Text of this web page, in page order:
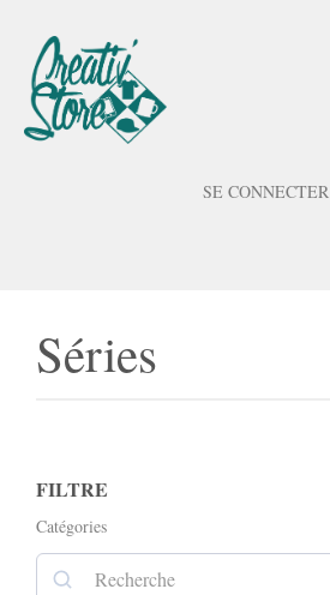
SE CONNECTER
Séries
FILTRE
Catégories